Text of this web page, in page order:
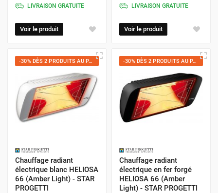
LIVRAISON GRATUITE
Voir le produit
LIVRAISON GRATUITE
Voir le produit
-30% DÈS 2 PRODUITS AU PANIER
Chauffage radiant
électrique blanc HELIOSA
66 (Amber Light) - STAR
PROGETTI
-30% DÈS 2 PRODUITS AU PANIER
Chauffage radiant
électrique en fer forgé
HELIOSA 66 (Amber
Light) - STAR PROGETTI